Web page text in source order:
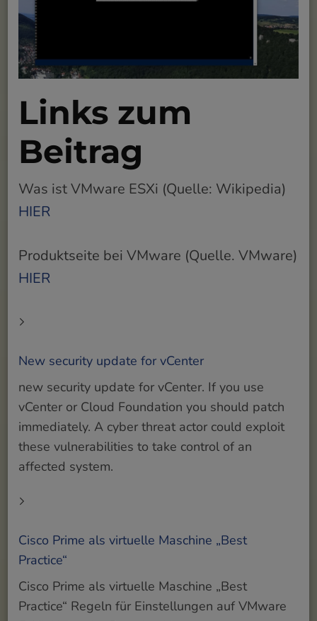
Links zum
Beitrag
Was ist VMware ESXi (Quelle: Wikipedia)
HIER
Produktseite bei VMware (Quelle. VMware)
HIER
New security update for vCenter
new security update for vCenter. If you use
vCenter or Cloud Foundation you should patch
immediately. A cyber threat actor could exploit
these vulnerabilities to take control of an
affected system.
Cisco Prime als virtuelle Maschine „Best
Practice“
Cisco Prime als virtuelle Maschine „Best
Practice“ Regeln für Einstellungen auf VMware